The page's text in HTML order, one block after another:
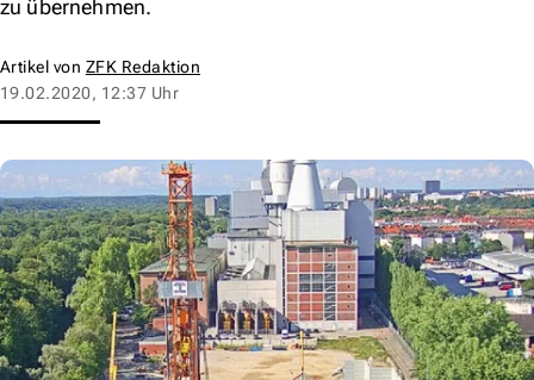
zu übernehmen.
Artikel von ZFK Redaktion
19.02.2020, 12:37 Uhr